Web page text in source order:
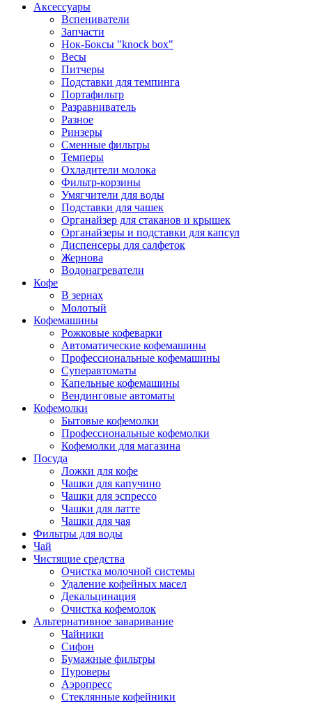
Аксессуары
Вспениватели
Запчасти
Нок-Боксы "knock box"
Весы
Питчеры
Подставки для темпинга
Портафильтр
Разравниватель
Разное
Ринзеры
Сменные фильтры
Темперы
Охладители молока
Фильтр-корзины
Умягчители для воды
Подставки для чашек
Органайзер для стаканов и крышек
Органайзеры и подставки для капсул
Диспенсеры для салфеток
Жернова
Водонагреватели
Кофе
В зернах
Молотый
Кофемашины
Рожковые кофеварки
Автоматические кофемашины
Профессиональные кофемашины
Суперавтоматы
Капельные кофемашины
Вендинговые автоматы
Кофемолки
Бытовые кофемолки
Профессиональные кофемолки
Кофемолки для магазина
Посуда
Ложки для кофе
Чашки для капучино
Чашки для эспрессо
Чашки для латте
Чашки для чая
Фильтры для воды
Чай
Чистящие средства
Очистка молочной системы
Удаление кофейных масел
Декальцинация
Очистка кофемолок
Альтернативное заваривание
Чайники
Сифон
Бумажные фильтры
Пуроверы
Аэропресс
Стеклянные кофейники